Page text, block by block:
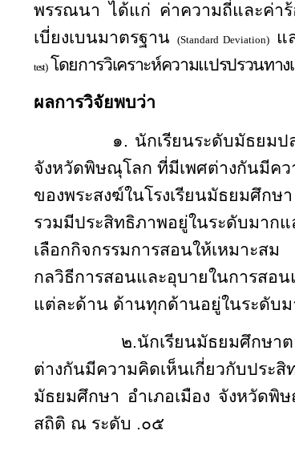
พรรณนา ได้แก่ ค่าความถี่และค่าร้
เบี่ยงเบนมาตรฐาน
(Standard Deviation) แ
test)โดยการวิเคราะห์ความแปรปรวนทาง
ผลการวิจัยพบว่า
๑. นักเรียนระดับมัธยมป
จังหวัดพิษณุโลก ที่มีเพศต่างกันมีค
ของพระสงฆ์ในโรงเรียนมัธยมศึก
รวมมีประสิทธิภาพอยู่ในระดับมา
เลือกกิจกรรมการสอนให้เหมาะ
กลวิธีการสอนและอุบายในการสอ
แต่ละด้าน ด้านทุกด้านอยู่ในระดับม
๒.นักเรียนมัธยมศึกษา
ต่างกันมีความคิดเห็นเกี่ยวกับประสิ
มัธยมศึกษา อำเภอเมือง จังหวัด
สถิติ ณ ระดับ .๐๕